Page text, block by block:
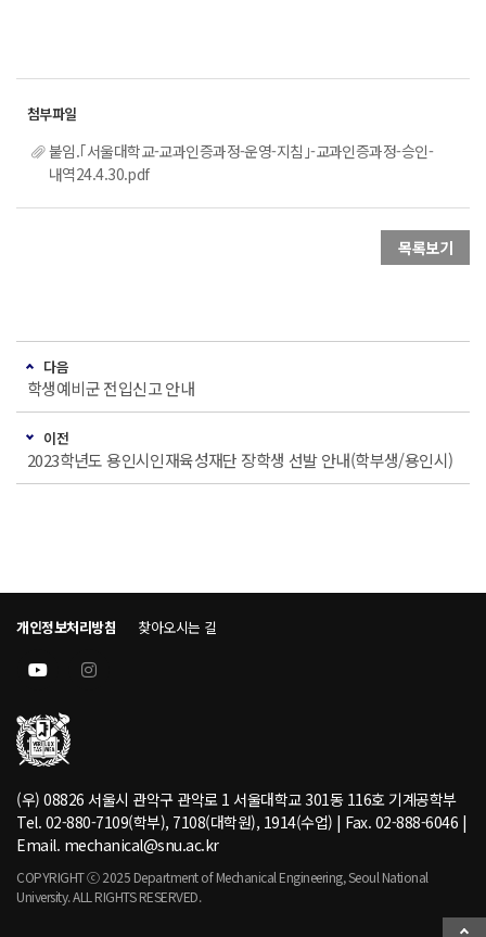
붙임.｢서울대학교-교과인증과정-운영-지침｣-교과인증과정-승인-
내역24.4.30.pdf
목록보기
다음
학생예비군 전입신고 안내
이전
2023학년도 용인시인재육성재단 장학생 선발 안내(학부생/용인시)
개인정보처리방침 찾아오시는 길
(우) 08826 서울시 관악구 관악로 1 서울대학교 301동 116호 기계공학부
Tel. 02-880-7109(학부), 7108(대학원), 1914(수업) | Fax. 02-888-6046 |
Email. mechanical@snu.ac.kr
COPYRIGHT ⓒ 2025 Department of Mechanical Engineering, Seoul National
University. ALL RIGHTS RESERVED.